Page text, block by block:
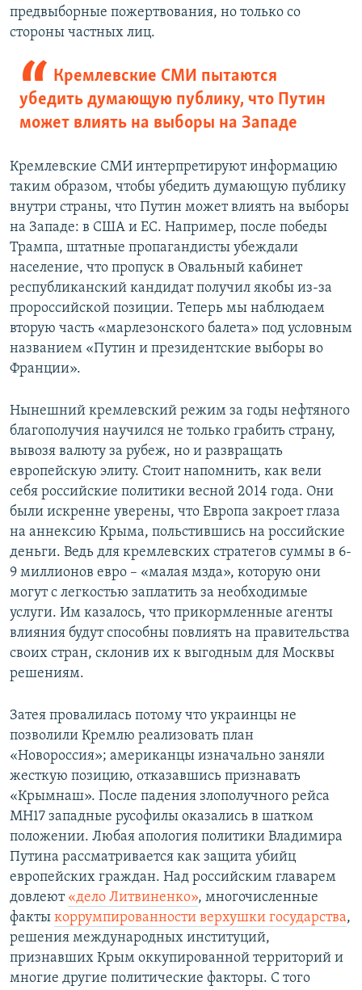
предвыборные пожертвования, но только со
стороны частных лиц.
Кремлевские СМИ пытаются
убедить думающую публику, что Путин
может влиять на выборы на Западе
Кремлевские СМИ интерпретируют информацию
таким образом, чтобы убедить думающую публику
внутри страны, что Путин может влиять на выборы
на Западе: в США и ЕС. Например, после победы
Трампа, штатные пропагандисты убеждали
население, что пропуск в Овальный кабинет
республиканский кандидат получил якобы из-за
пророссийской позиции. Теперь мы наблюдаем
вторую часть «марлезонского балета» под условным
названием «Путин и президентские выборы во
Франции».
Нынешний кремлевский режим за годы нефтяного
благополучия научился не только грабить страну,
вывозя валюту за рубеж, но и развращать
европейскую элиту. Стоит напомнить, как вели
себя российские политики весной 2014 года. Они
были искренне уверены, что Европа закроет глаза
на аннексию Крыма, польстившись на российские
деньги. Ведь для кремлевских стратегов суммы в 6-
9 миллионов евро – «малая мзда», которую они
могут с легкостью заплатить за необходимые
услуги. Им казалось, что прикормленные агенты
влияния будут способны повлиять на правительства
своих стран, склонив их к выгодным для Москвы
решениям.
Затея провалилась потому что украинцы не
позволили Кремлю реализовать план
«Новороссия»; американцы изначально заняли
жесткую позицию, отказавшись признавать
«Крымнаш». После падения злополучного рейса
МН17 западные русофилы оказались в шатком
положении. Любая апология политики Владимира
Путина рассматривается как защита убийц
европейских граждан. Над российским главарем
довлеют «дело Литвиненко», многочисленные
факты коррумпированности верхушки государства,
решения международных институций,
признавших Крым оккупированной территорий и
многие другие политические факторы. С того